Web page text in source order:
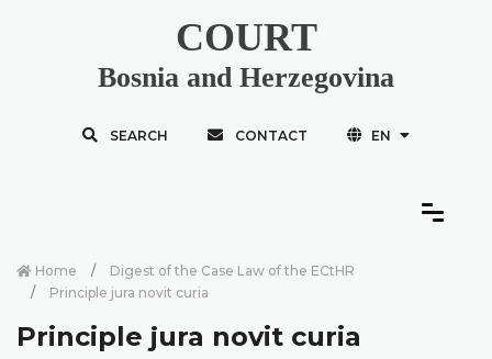
COURT
Bosnia and Herzegovina
SEARCH CONTACT EN
Home
Digest of the Case Law of the ECtHR
Principle jura novit curia
Principle jura novit curia